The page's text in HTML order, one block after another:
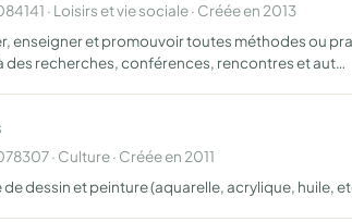
· Loisirs et vie sociale · Créée en 2013
enseigner et promouvoir toutes méthodes ou
des recherches, conférences, rencontres et aut…
· Culture · Créée en 2011
de dessin et peinture (aquarelle, acrylique, huile,